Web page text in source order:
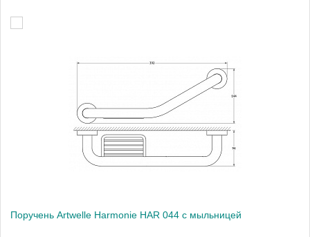
Поручень Artwelle Harmonie HAR 044 с мыльницей